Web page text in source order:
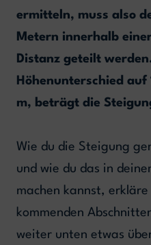
ermitteln, muss also
Metern innerhalb
Distanz geteilt
Höhenunterschied
m, beträgt die
Wie du die Steigung
und wie du das in
machen kannst,
kommenden
weiter unten etwas